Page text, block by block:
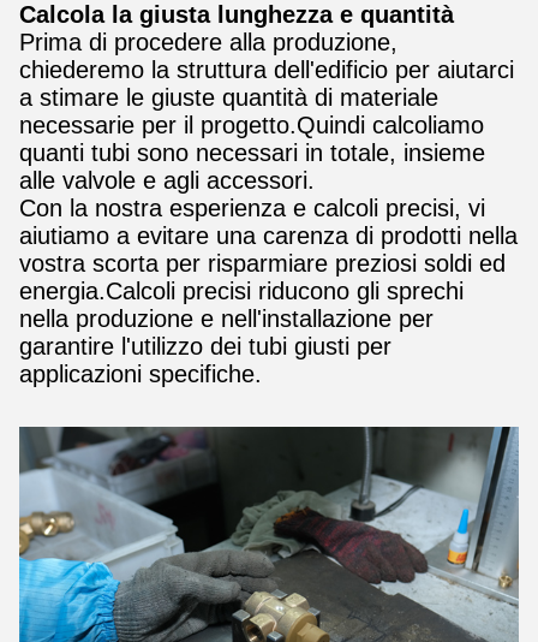
Calcola la giusta lunghezza e quantità
Prima di procedere alla produzione,
chiederemo la struttura dell'edificio per aiutarci
a stimare le giuste quantità di materiale
necessarie per il progetto.Quindi calcoliamo
quanti tubi sono necessari in totale, insieme
alle valvole e agli accessori.
Con la nostra esperienza e calcoli precisi, vi
aiutiamo a evitare una carenza di prodotti nella
vostra scorta per risparmiare preziosi soldi ed
energia.Calcoli precisi riducono gli sprechi
nella produzione e nell'installazione per
garantire l'utilizzo dei tubi giusti per
applicazioni specifiche.